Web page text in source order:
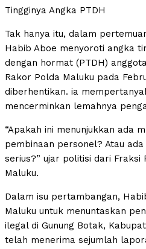
Tingginya Angka PTDH
Tak hanya itu, dalam
Habib Aboe menyoroti angka
dengan hormat (PTDH)
Rakor Polda Maluku pada
diberhentikan. ia
mencerminkan lemahnya
“Apakah ini menunjukkan ada
pembinaan personel? Atau
serius?” ujar politisi dari Fraksi
Maluku.
Dalam isu pertambangan,
Maluku untuk menuntaskan
ilegal di Gunung Botak,
telah menerima sejumlah